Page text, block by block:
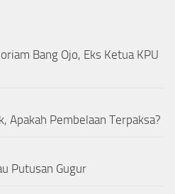
Bang Ojo, Eks Ketua KPU
Apakah Pembelaan Terpaksa?
Putusan Gugur